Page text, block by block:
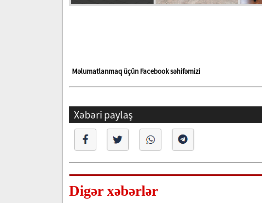
Məlumatlanmaq üçün Facebook səhifəmizi
Xəbəri paylaş
Digər xəbərlər